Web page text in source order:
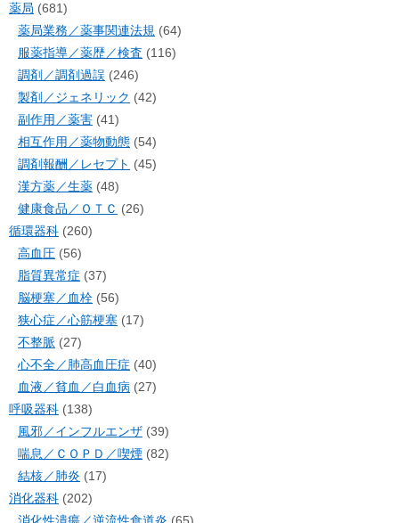
薬局 (681)
薬局業務／薬事関連法規 (64)
服薬指導／薬歴／検査 (116)
調剤／調剤過誤 (246)
製剤／ジェネリック (42)
副作用／薬害 (41)
相互作用／薬物動態 (54)
調剤報酬／レセプト (45)
漢方薬／生薬 (48)
健康食品／ＯＴＣ (26)
循環器科 (260)
高血圧 (56)
脂質異常症 (37)
脳梗塞／血栓 (56)
狭心症／心筋梗塞 (17)
不整脈 (27)
心不全／肺高血圧症 (40)
血液／貧血／白血病 (27)
呼吸器科 (138)
風邪／インフルエンザ (39)
喘息／ＣＯＰＤ／喫煙 (82)
結核／肺炎 (17)
消化器科 (202)